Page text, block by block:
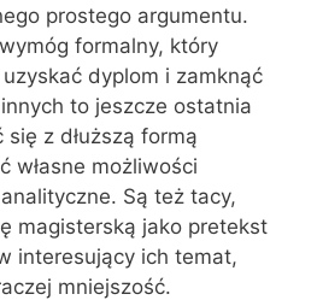
prostego argumentu.
formalny, który
dyplom i zamknąć
to jeszcze ostatnia
z dłuższą formą
własne możliwości
Są też tacy,
magisterską jako pretekst
interesujący ich temat,
mniejszość.